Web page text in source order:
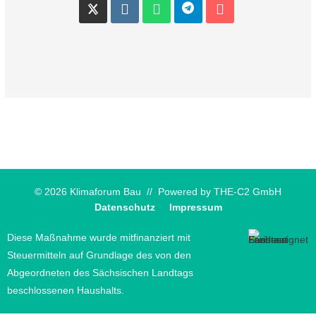
© 2026 Klimaforum Bau // Powered by THE-C2 GmbH
Datenschutz
Impressum
Diese Maßnahme wurde mitfinanziert mit
Steuermitteln auf Grundlage des von den
Abgeordneten des Sächsischen Landtags
beschlossenen Haushalts.